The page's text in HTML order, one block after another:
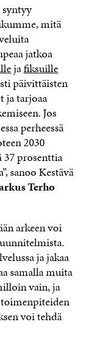
mitä
jatkoa
jafiksuille
päivittäisten
ja tarjoaa
Jos
perheessä
2030
37 prosenttia
sanoo Kestävä
Terho
arkeen voi
ja jakaa
samalla muita
vain, ja
voi tehdä